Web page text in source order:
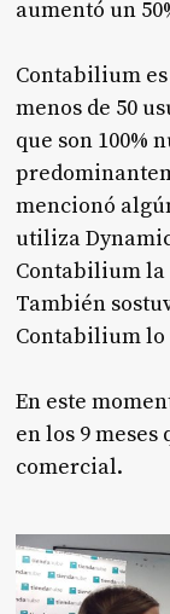
aumentó un
Contabilium es
menos de 50
que son 100%
mencionó
utiliza
Contabilium
También
Contabilium lo
En este
en los 9
comercial.